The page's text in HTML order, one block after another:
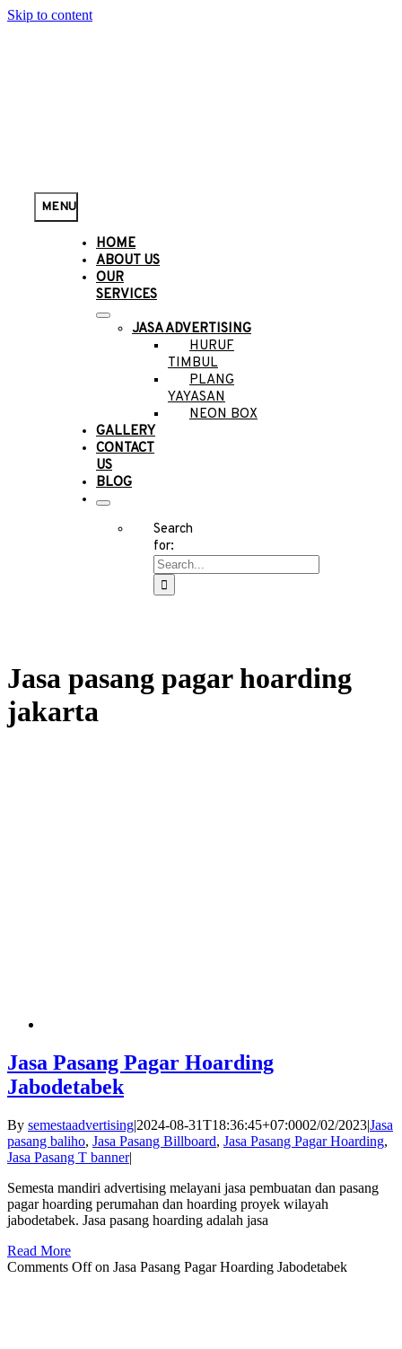
Skip to content
MENU
HOME
ABOUT US
OUR
SERVICES
JASA ADVERTISING
HURUF
TIMBUL
PLANG
YAYASAN
NEON BOX
GALLERY
CONTACT
US
BLOG
Search
for:
Jasa pasang pagar hoarding
jakarta
Jasa Pasang Pagar Hoarding
Jabodetabek
By semestaadvertising|2024-08-31T18:36:45+07:0002/02/2023|Jasa
pasang baliho, Jasa Pasang Billboard, Jasa Pasang Pagar Hoarding,
Jasa Pasang T banner|
Semesta mandiri advertising melayani jasa pembuatan dan pasang
pagar hoarding perumahan dan hoarding proyek wilayah
jabodetabek. Jasa pasang hoarding adalah jasa
Read More
Comments Offon Jasa Pasang Pagar Hoarding Jabodetabek